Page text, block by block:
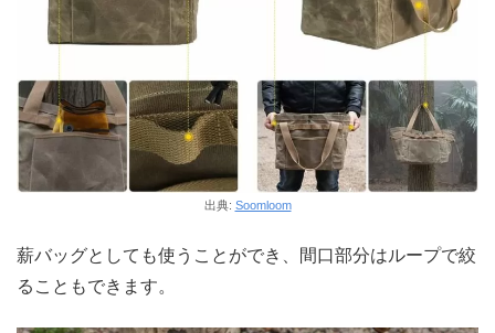
出典: Soomloom
薪バッグとしても使うことができ、間口部分はループで絞
ることもできます。